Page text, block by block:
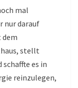
mal
nur darauf
stellt
schaffte es in
reinzulegen,